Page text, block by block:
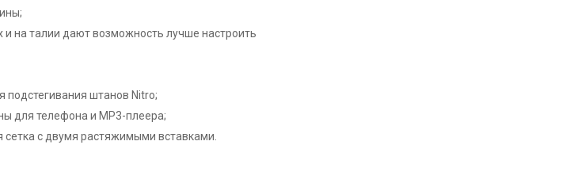
и на талии дают возможность лучше настроить
подстегивания штанов Nitro;
для телефона и MP3-плеера;
с двумя растяжимыми вставками.